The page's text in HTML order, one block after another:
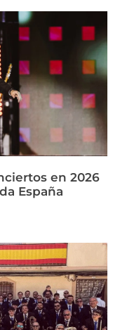
en 2026
España